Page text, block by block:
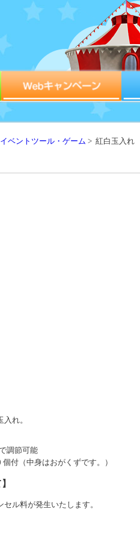
イベントツール・ゲーム > 紅白玉入れ
れ。
調節可能
付（中身はおがくずです。）
ル料が発生いたします。